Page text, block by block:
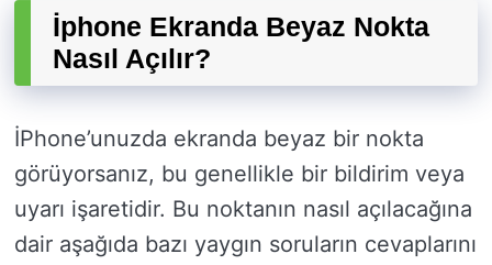
İphone Ekranda Beyaz Nokta
Nasıl Açılır?
İPhone’unuzda ekranda beyaz bir nokta
görüyorsanız, bu genellikle bir bildirim veya
uyarı işaretidir. Bu noktanın nasıl açılacağına
dair aşağıda bazı yaygın soruların cevaplarını